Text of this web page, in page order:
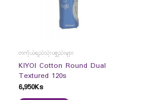
တကိုယ်ရည်သုံးပစ္စည်းများ
KIYOI Cotton Round Dual
Textured 120s
6,950Ks